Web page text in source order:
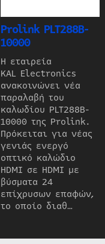
Prolink PLT288B-
10000
Η εταιρεία
KAL Electronics
ανακοινώνει νέα
παραλαβή του
καλωδίου PLT288B-
10000 της Prolink.
Πρόκειται για νέας
γενιάς ενεργό
οπτικό καλώδιο
HDMI σε HDMI με
βύσματα 24
επίχρυσων επαφών,
το οποίο διαθ…